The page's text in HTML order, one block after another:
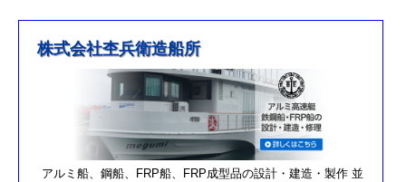
R3/4/11釣果情報更新しました
R3/2/27果情報更新しました
R2/8/29果情報更新しました
営業時間を更新しました。
第17回オーナーズカップを更新しました。
株式会社杢兵衛造船所
アルミ船、鋼船、FRP船、FRP成型品の設計・建造・製作 並